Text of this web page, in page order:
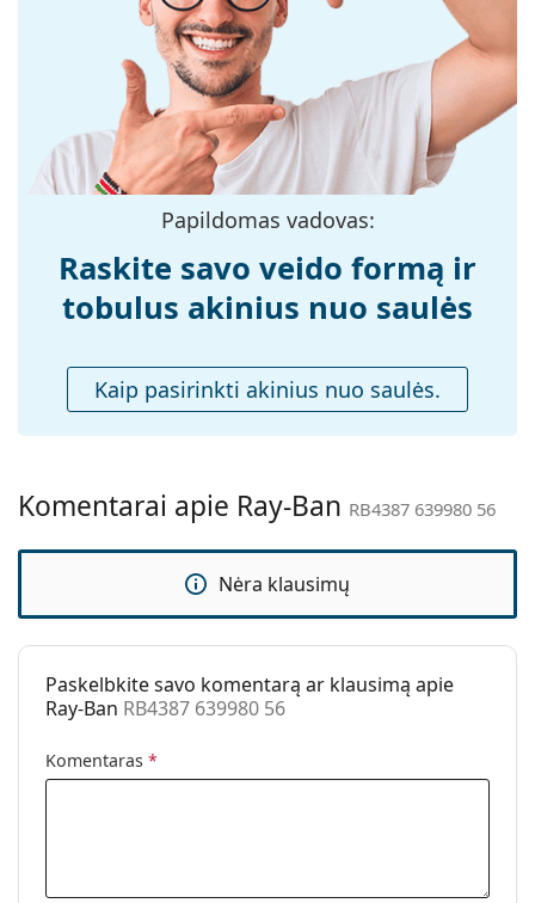
M
137 mm
Kojelės ilgis:
145 mm
plotis:
18 mm
138 g
nosies
pagalvėlės:
Ne
Priedai
Dėklas:
Taip
Valymo šluostė:
Taip
Lytis:
Vyrams
Kategorija:
Akiniai nuo saulės
Ray-Ban
Naudojimas:
Madingi
Kodas:
RB4387 639980 56
Ne
Papildomas vadovas:
Raskite savo veido formą ir
tobulus akinius nuo saulės
Kaip pasirinkti akinius nuo saulės.
Komentarai apie Ray-Ban RB4387 639980 56
Nėra klausimų
Paskelbkite savo komentarą ar klausimą apie
Ray-Ban RB4387 639980 56
Komentaras *